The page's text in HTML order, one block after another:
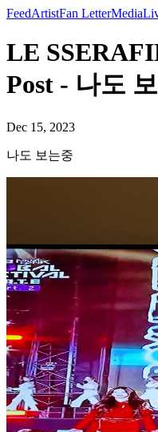
FeedArtistFan LetterMedia
LE
Post - 나도
Dec 15, 2023
나도 보는중